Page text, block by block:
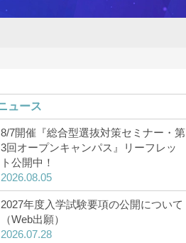
・8
キャンパスライフ
キャンパスライフ
研究者Story
ュース
8/7開催『総合型選抜対策セミナー・第
3回オープンキャンパス』リーフレッ
ト公開中！
2026.08.05
2027年度入学試験要項の公開について
（Web出願）
2026.07.28